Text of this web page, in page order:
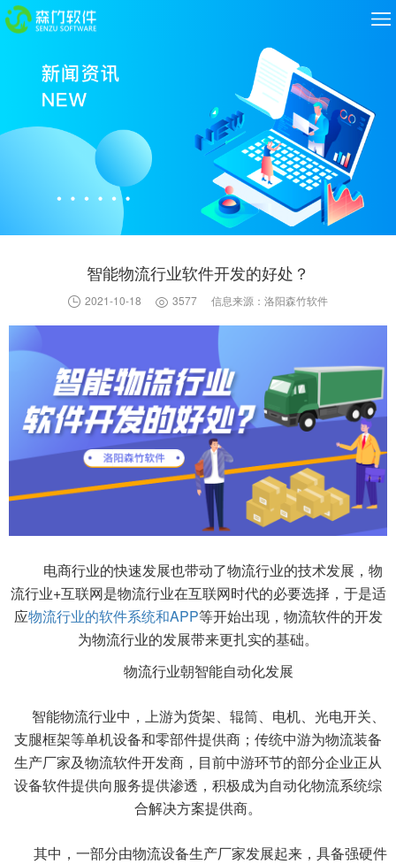
智能物流行业软件开发的好处？
2021-10-18 3577 信息来源：洛阳森竹软件
电商行业的快速发展也带动了物流行业的技术发展，物
流行业+互联网是物流行业在互联网时代的必要选择，于是适
应物流行业的软件系统和APP等开始出现，物流软件的开发
为物流行业的发展带来更扎实的基础。
物流行业朝智能自动化发展
智能物流行业中，上游为货架、辊筒、电机、光电开关、
支腿框架等单机设备和零部件提供商；传统中游为物流装备
生产厂家及物流软件开发商，目前中游环节的部分企业正从
设备软件提供向服务提供渗透，积极成为自动化物流系统综
合解决方案提供商。
其中，一部分由物流设备生产厂家发展起来，具备强硬件